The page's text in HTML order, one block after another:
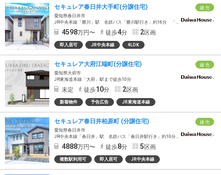
建 売
セキュレア春日井大手町(分譲住宅)
愛知県春日井市
JR中央本線「勝川」駅 名鉄バス「勝川駅行き」約16分 「上大手」バス停徒歩4分
4598万円〜 徒歩4分 2区画
即入居可 JR中央本線 4LDK
建 売
セキュレア大府江端町(分譲住宅)
愛知県大府市
JR東海道本線「大府」駅まで徒歩10分
未定 徒歩10分 2区画
新着物件 予告広告 JR東海道本線
建 売
セキュレア春日井柏原町 (分譲住宅)
愛知県春日井市
JR中央本線「春日井」駅 名鉄バス「春日井駅行き」約10分 「春日井農協前」バス停徒歩8分
4888万円〜 徒歩8分 5 区画
複数駅利用可 即入居可 JR中央本線